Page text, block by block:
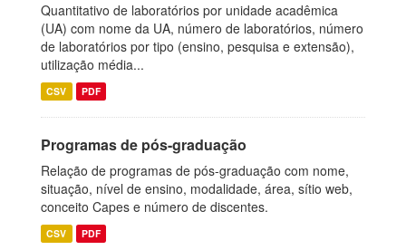
Quantitativo de laboratórios por unidade acadêmica
(UA) com nome da UA, número de laboratórios, número
de laboratórios por tipo (ensino, pesquisa e extensão),
utilização média...
CSV PDF
Programas de pós-graduação
Relação de programas de pós-graduação com nome,
situação, nível de ensino, modalidade, área, sítio web,
conceito Capes e número de discentes.
CSV PDF